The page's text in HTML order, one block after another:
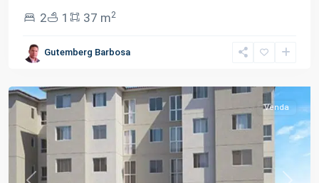
2
1 37 m2
Gutemberg Barbosa
Tarumã,
Venda